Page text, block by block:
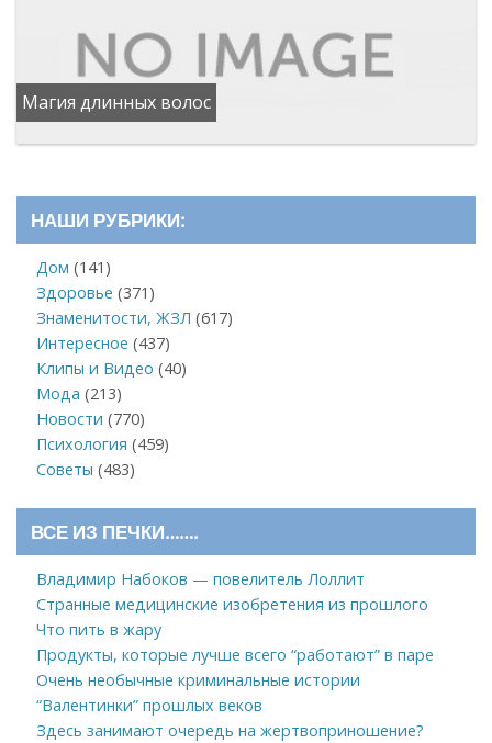
Магия длинных волос
НАШИ РУБРИКИ:
Дом (141)
Здоровье (371)
Знаменитости, ЖЗЛ (617)
Интересное (437)
Клипы и Видео (40)
Мода (213)
Новости (770)
Психология (459)
Советы (483)
ВСЕ ИЗ ПЕЧКИ…….
Владимир Набоков — повелитель Лоллит
Странные медицинские изобретения из прошлого
Что пить в жару
Продукты, которые лучше всего “работают” в паре
Очень необычные криминальные истории
“Валентинки” прошлых веков
Здесь занимают очередь на жертвоприношение?